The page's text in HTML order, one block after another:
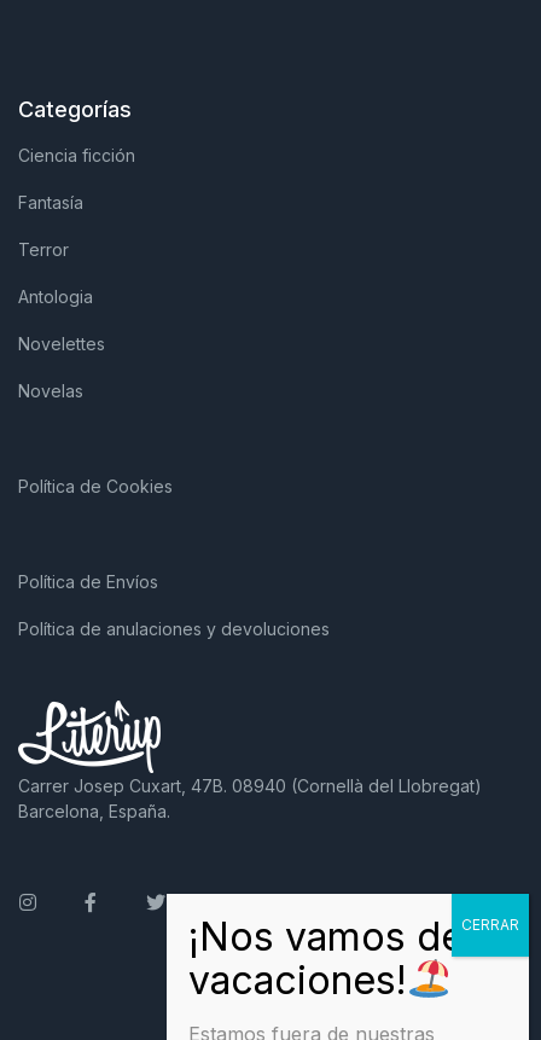
Categorías
Ciencia ficción
Fantasía
Terror
Antologia
Novelettes
Novelas
Política de Cookies
Política de Envíos
Política de anulaciones y devoluciones
Carrer Josep Cuxart, 47B. 08940 (Cornellà del Llobregat)
Barcelona, España.
InstagramFacebookTwitter
Estamos fuera de nuestras